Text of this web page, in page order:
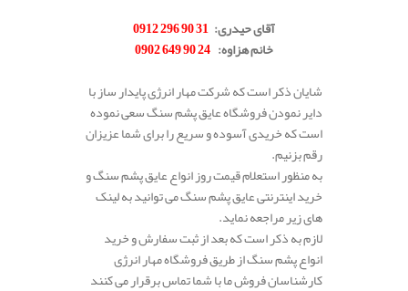
آقای حیدری: 31 90 296 0912
خانم هزاوه: 24 90 649 0902
شایان ذکر است که شرکت مهار انرژی پایدار ساز با
دایر نمودن فروشگاه عایق پشم سنگ سعی نموده
است که خریدی آسوده و سریع را برای شما عزیزان
رقم بزنیم.
به منظور استعلام قیمت روز انواع عایق پشم سنگ و
خرید اینترنتی عایق پشم سنگ می توانید به لینک
های زیر مراجعه نماید.
لازم به ذکر است که بعد از ثبت سفارش و خرید
انواع پشم سنگ از طریق فروشگاه مهار انرژی
کارشناسان فروش ما با شما تماس برقرار می کنند